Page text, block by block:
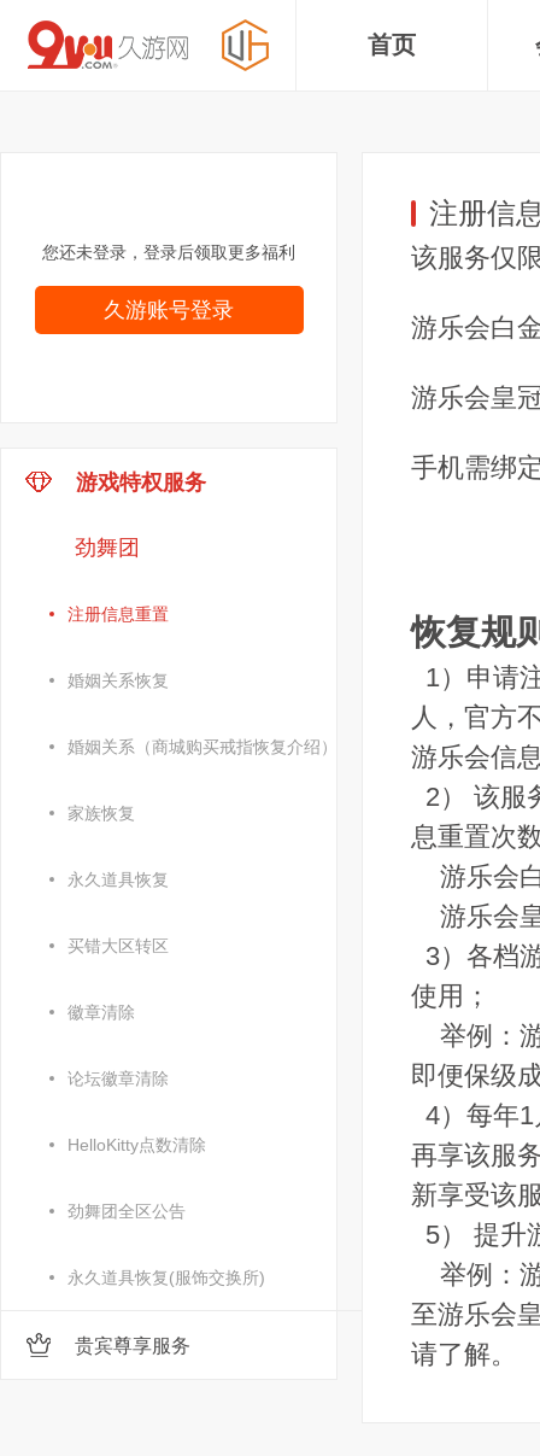
首页
您还未登录，登录后领取更多福利
久游账号登录
游戏特权服务
劲舞团
注册信息重置
婚姻关系恢复
婚姻关系（商城购买戒指恢复介绍）
家族恢复
永久道具恢复
买错大区转区
徽章清除
论坛徽章清除
HelloKitty点数清除
劲舞团全区公告
永久道具恢复(服饰交换所)
贵宾尊享服务
注册信
该服务仅
游乐会白
游乐会皇
手机需绑
恢复规
1）申请
人，官方
游乐会信
2） 该服
息重置次
游乐会
游乐会
3）各档
使用；
举例：
即便保级
4）每年
再享该服
新享受该
5） 提升
举例：
至游乐会
请了解。